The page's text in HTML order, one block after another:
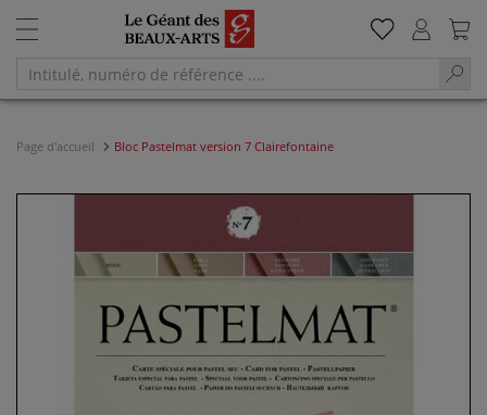
Page d'accueil Bloc Pastelmat version 7 Clairefontaine